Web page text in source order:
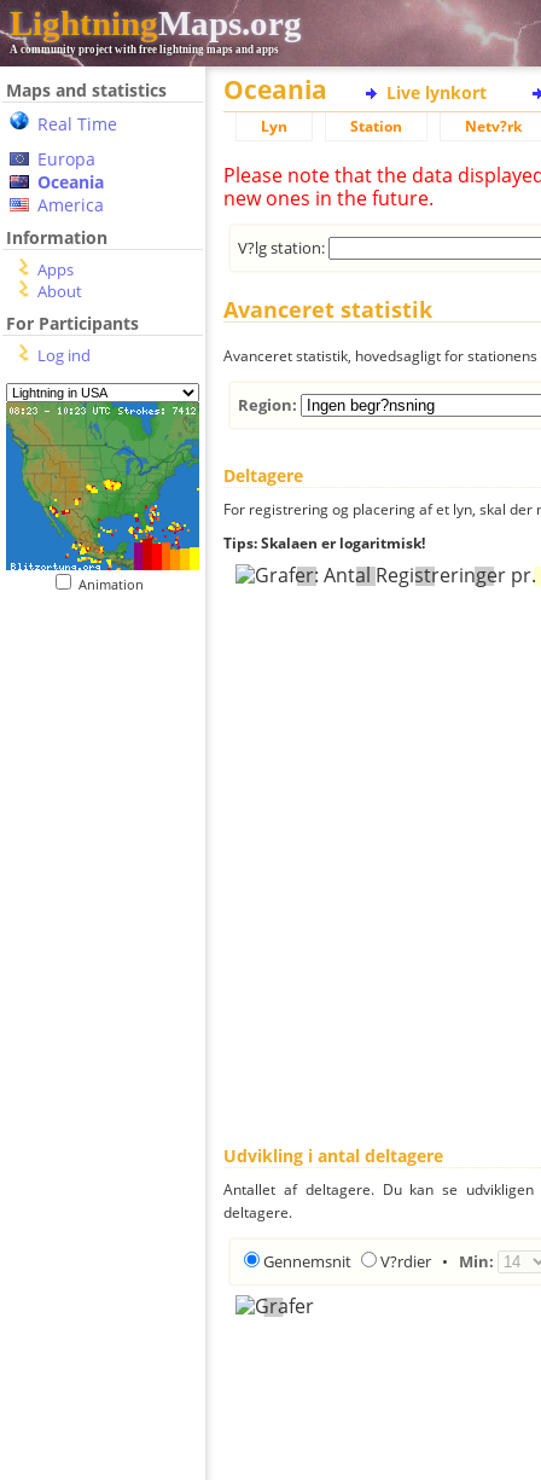
LightningMaps.org
A community project with free lightning maps and apps
Maps and statistics
Real Time
Europa
Oceania
America
Information
Apps
About
For Participants
Log ind
Animation
Oceania Live lynkort
Lyn Station Netv?rk
Please note that the data
new ones in the future.
V?lg station:
Avanceret statistik
Avanceret statistik, hovedsagligt for
Region:
Deltagere
For registrering og placering af et lyn, skal
Tips: Skalaen er logaritmisk!
Udvikling i antal deltagere
Antallet af deltagere. Du kan se
deltagere.
Gennemsnit V?rdier • Min: